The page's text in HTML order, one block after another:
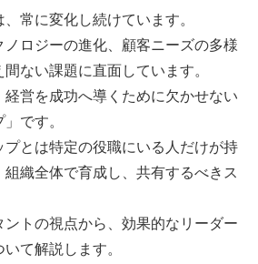
常に変化し続けています。
ロジーの進化、顧客ニーズの多様
ない課題に直面しています。
経営を成功へ導くために欠かせない
です。
プとは特定の役職にいる人だけが持
織全体で育成し、共有するべきス
ントの視点から、効果的なリーダー
て解説します。